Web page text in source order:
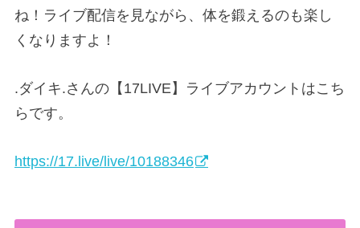
ね！ライブ配信を見ながら、体を鍛えるのも楽し
くなりますよ！
.ダイキ.さんの【17LIVE】ライブアカウントはこち
らです。
https://17.live/live/10188346